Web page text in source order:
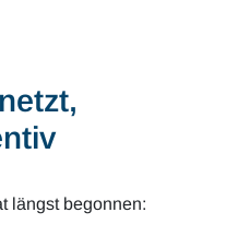
längst begonnen: